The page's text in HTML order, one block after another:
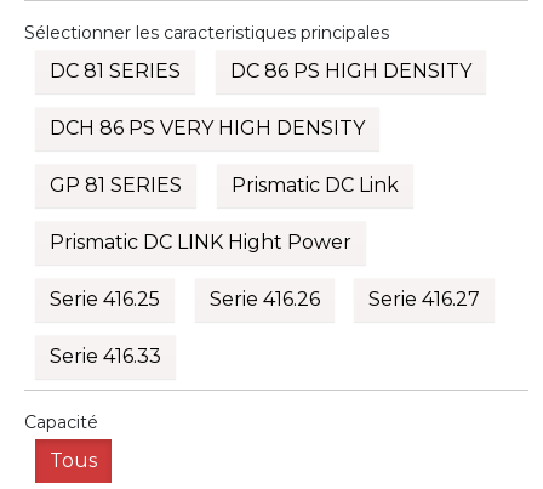
Sélectionner les caracteristiques principales
DC 81 SERIES DC 86 PS HIGH DENSITY
DCH 86 PS VERY HIGH DENSITY
GP 81 SERIES Prismatic DC Link
Prismatic DC LINK Hight Power
Serie 416.25 Serie 416.26 Serie 416.27
Serie 416.33
Capacité
Tous